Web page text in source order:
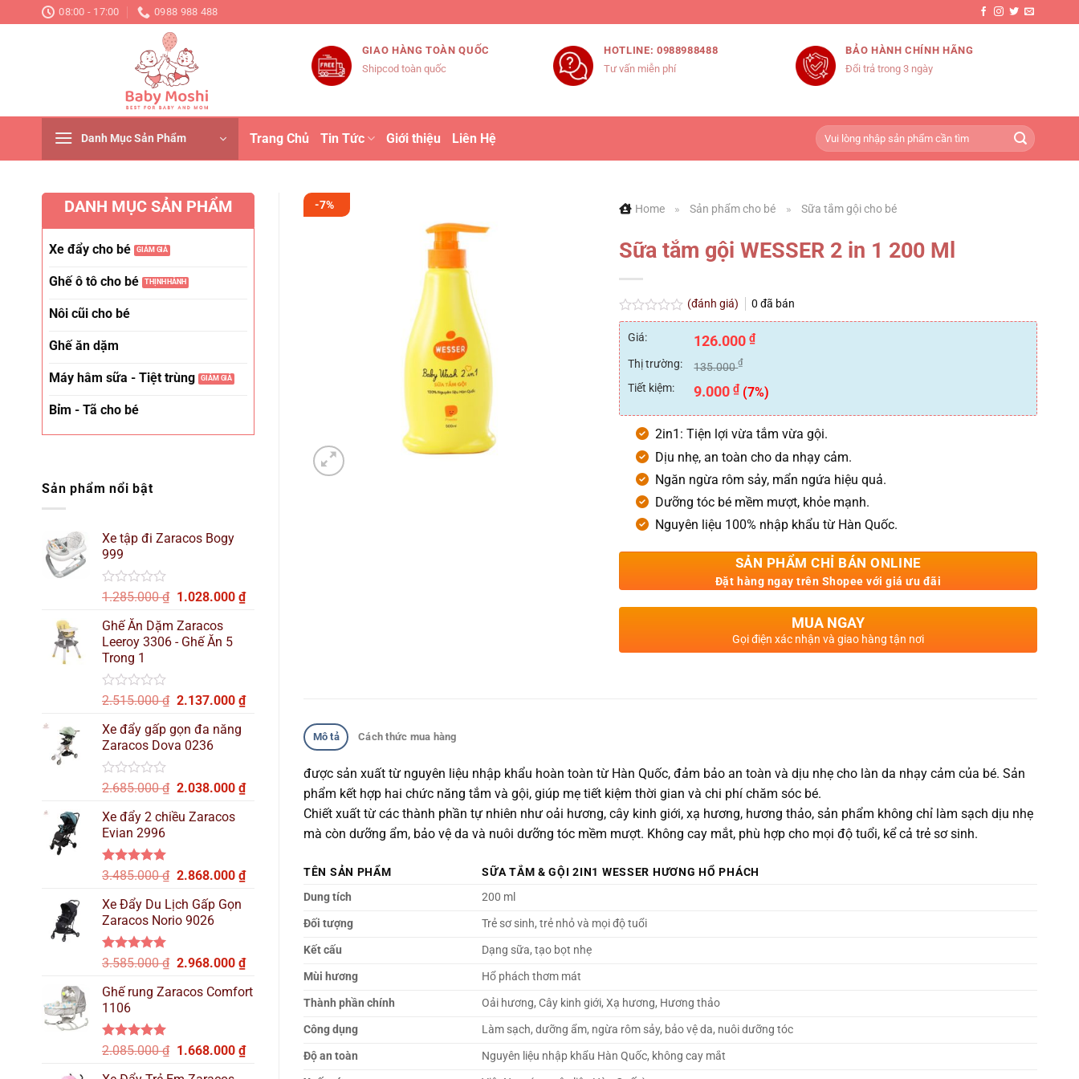
đến
08:00 - 17:00 0988 988 488
GIAO HÀNG TOÀN QUỐC
Shipcod toàn quốc
HOTLINE: 0988988488
Tư vấn miễn phí
BẢO HÀNH CHÍNH HÃNG
Đổi trả trong 3 ngày
Danh Mục Sản Phẩm Trang Chủ Tin Tức Giới thiệu Liên Hệ
Tìm
kiếm:
DANH MỤC SẢN PHẨM
Xe đẩy cho bé
Ghế ô tô cho bé
Nôi cũi cho bé
Ghế ăn dặm
Máy hâm sữa - Tiệt trùng
Bỉm - Tã cho bé
Sản phẩm nổi bật
Xe tập đi Zaracos Bogy
999
Được
hạng
0
5
sao
1.285.000₫ Giá
là:
1.285.000 ₫.
1.028.000 ₫Giá
Ghế Ăn Dặm Zaracos
Leeroy 3306 - Ghế Ăn 5
Trong 1
Được
hạng
0
5
sao
2.515.000₫ Giá
là:
2.515.000 ₫.
2.137.000 ₫Giá
2.137.000 ₫.
Xe đẩy gấp gọn đa năng
Zaracos Dova 0236
Được
hạng
0
5
sao
2.685.000₫ Giá
là:
2.038.000 ₫Giá
Xe đẩy 2 chiều Zaracos
Evian 2996
Được xếp
5 sao
3.485.000₫ Giá
là:
3.485.000 ₫.
2.868.000 ₫Giá
2.868.000 ₫.
Xe Đẩy Du Lịch Gấp Gọn
Zaracos Norio 9026
Được xếp
5 sao
3.585.000₫ Giá
là:
2.968.000 ₫Giá
tại
2.968.000 ₫.
Ghế rung Zaracos Comfort
1106
Được xếp
5 sao
2.085.000₫ Giá
1.668.000 ₫Giá
-7% Home » Sản phẩm cho bé » Sữa tắm gội cho bé
Sữa tắm gội WESSER 2 in 1 200 Ml
Được
xếp
hạng
0
5
sao
(đánh giá) 0 đã bán
Giá: 126.000₫
Thị trường:
135.000₫
Tiết kiệm: 9.000₫ (7%)
2in1: Tiện lợi vừa tắm vừa gội.
Dịu nhẹ, an toàn cho da nhạy cảm.
Ngăn ngừa rôm sảy, mẩn ngứa hiệu quả.
Dưỡng tóc bé mềm mượt, khỏe mạnh.
Nguyên liệu 100% nhập khẩu từ Hàn Quốc.
SẢN PHẨM CHỈ BÁN ONLINE
Đặt hàng ngay trên Shopee với giá ưu đãi
MUA NGAY
Gọi điện xác nhận và giao hàng tận nơi
Mô tả Cách thức mua hàng
được sản xuất từ nguyên liệu nhập khẩu hoàn toàn từ Hàn Quốc, đảm bảo an toàn và dịu nhẹ cho làn da nhạy cảm của bé. Sản
phẩm kết hợp hai chức năng tắm và gội, giúp mẹ tiết kiệm thời gian và chi phí chăm sóc bé.
Chiết xuất từ các thành phần tự nhiên như oải hương, cây kinh giới, xạ hương, hương thảo, sản phẩm không chỉ làm sạch dịu nhẹ
mà còn dưỡng ẩm, bảo vệ da và nuôi dưỡng tóc mềm mượt. Không cay mắt, phù hợp cho mọi độ tuổi, kể cả trẻ sơ sinh.
TÊN SẢN PHẨM
SỮA TẮM & GỘI 2IN1 WESSER HƯƠNG HỔ PHÁCH
Dung tích
200 ml
Đối tượng
Trẻ sơ sinh, trẻ nhỏ và mọi độ tuổi
Kết cấu
Dạng sữa, tạo bọt nhẹ
Mùi hương
Hổ phách thơm mát
Thành phần chính
Oải hương, Cây kinh giới, Xạ hương, Hương thảo
Công dụng
Làm sạch, dưỡng ẩm, ngừa rôm sảy, bảo vệ da, nuôi dưỡng tóc
Độ an toàn
Nguyên liệu nhập khẩu Hàn Quốc, không cay mắt